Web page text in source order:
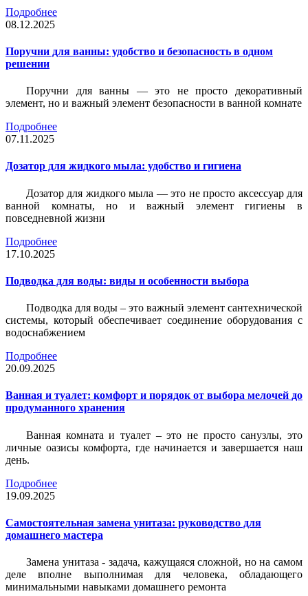
Подробнее
08.12.2025
Поручни для ванны: удобство и безопасность в одном
решении
Поручни для ванны — это не просто декоративный
элемент, но и важный элемент безопасности в ванной комнате
Подробнее
07.11.2025
Дозатор для жидкого мыла: удобство и гигиена
Дозатор для жидкого мыла — это не просто аксессуар для
ванной комнаты, но и важный элемент гигиены в
повседневной жизни
Подробнее
17.10.2025
Подводка для воды: виды и особенности выбора
Подводка для воды – это важный элемент сантехнической
системы, который обеспечивает соединение оборудования с
водоснабжением
Подробнее
20.09.2025
Ванная и туалет: комфорт и порядок от выбора мелочей до
продуманного хранения
Ванная комната и туалет – это не просто санузлы, это
личные оазисы комфорта, где начинается и завершается наш
день.
Подробнее
19.09.2025
Самостоятельная замена унитаза: руководство для
домашнего мастера
Замена унитаза - задача, кажущаяся сложной, но на самом
деле вполне выполнимая для человека, обладающего
минимальными навыками домашнего ремонта